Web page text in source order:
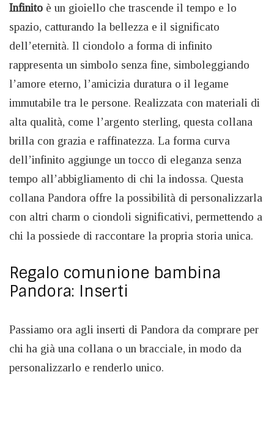
Infinito è un gioiello che trascende il tempo e lo
spazio, catturando la bellezza e il significato
dell’eternità. Il ciondolo a forma di infinito
rappresenta un simbolo senza fine, simboleggiando
l’amore eterno, l’amicizia duratura o il legame
immutabile tra le persone. Realizzata con materiali di
alta qualità, come l’argento sterling, questa collana
brilla con grazia e raffinatezza. La forma curva
dell’infinito aggiunge un tocco di eleganza senza
tempo all’abbigliamento di chi la indossa. Questa
collana Pandora offre la possibilità di personalizzarla
con altri charm o ciondoli significativi, permettendo a
chi la possiede di raccontare la propria storia unica.
Regalo comunione bambina
Pandora: Inserti
Passiamo ora agli inserti di Pandora da comprare per
chi ha già una collana o un bracciale, in modo da
personalizzarlo e renderlo unico.